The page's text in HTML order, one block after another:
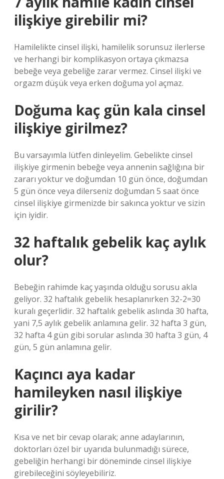
ilişkiye girebilir mi?
Hamilelikte cinsel ilişki, hamilelik sorunsuz ilerlerse
ve herhangi bir komplikasyon ortaya çıkmazsa
bebeğe veya gebeliğe zarar vermez. Cinsel ilişki ve
orgazm düşük veya erken doğuma yol açmaz.
Doğuma kaç gün kala cinsel
ilişkiye girilmez?
Bu varsayımla lütfen dinleyelim. Gebelikte cinsel
ilişkiye girmenin bebeğe veya annenin sağlığına bir
zararı yoktur ve doğumdan 10 gün önce, doğumdan
5 gün önce veya dilerseniz doğumdan 5 saat önce
cinsel ilişkiye girmenizde bir sakınca yoktur ve sizin
için iyidir.
32 haftalık gebelik kaç aylık
olur?
Bebeğin rahimde kaç yaşında olduğu sorusu akla
geliyor. 32 haftalık gebelik hesaplanırken 32-2=30
kuralı geçerlidir. 32 haftalık gebelik aslında 30 hafta,
yani 7,5 aylık gebelik anlamına gelir. 32 hafta 3 gün,
32 hafta 4 gün gibi sorular aslında 30 hafta 3 gün, 4
gün, 5 gün anlamına gelir.
Kaçıncı aya kadar
hamileyken nasıl ilişkiye
girilir?
Kısa ve net bir cevap olarak; anne adaylarının,
doktorları özel bir uyarıda bulunmadığı sürece,
gebeliğin herhangi bir döneminde cinsel ilişkiye
girebileceğini söyleyebiliriz.